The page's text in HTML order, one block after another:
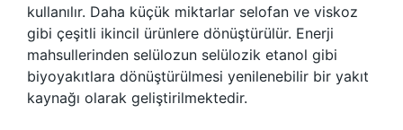
kullanılır. Daha küçük miktarlar selofan ve viskoz
gibi çeşitli ikincil ürünlere dönüştürülür. Enerji
mahsullerinden selülozun selülozik etanol gibi
biyoyakıtlara dönüştürülmesi yenilenebilir bir yakıt
kaynağı olarak geliştirilmektedir.